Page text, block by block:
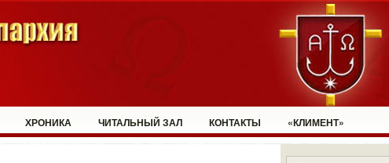
ХРОНИКА ЧИТАЛЬНЫЙ ЗАЛ КОНТАКТЫ «КЛИМЕНТ»